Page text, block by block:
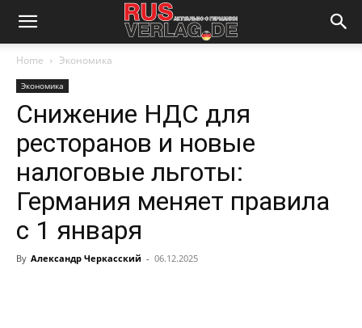
Home Экономика
Экономика
Снижение НДС для
ресторанов и новые
налоговые льготы:
Германия меняет правила
с 1 января
By Александр Черкасский - 06.12.2025